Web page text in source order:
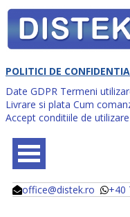
POLITICI DE
Date GDPR Termeni
Livrare si plata Cum
Accept conditiile de utilizare
office@distek.ro +40
@